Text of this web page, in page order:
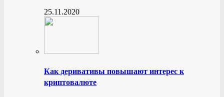
25.11.2020
Как деривативы повышают интерес к
криптовалюте